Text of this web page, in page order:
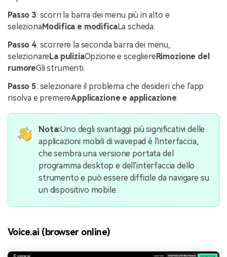
Passo 3: scorri la barra dei menu più in alto e
selezionaModifica e modificaLa scheda.
Passo 4: scorrere la seconda barra dei menu,
selezionare La puliziaOpzione e scegliere Rimozione del
rumoreGli strumenti.
Passo 5: selezionare il problema che desideri che l'app
risolva e premereApplicazione e applicazione.
Nota:Uno degli svantaggi più significativi delle
applicazioni mobili di wavepad è l'interfaccia,
che sembra una versione portata del
programma desktop e dell'interfaccia dello
strumento e può essere difficile da navigare su
un dispositivo mobile.
Voice.ai (browser online)